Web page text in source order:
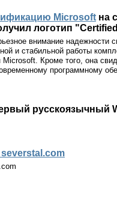
Microsoft на
логотип
внимание надежности
и стабильной работы
Кроме того, она
программному
русскоязычный